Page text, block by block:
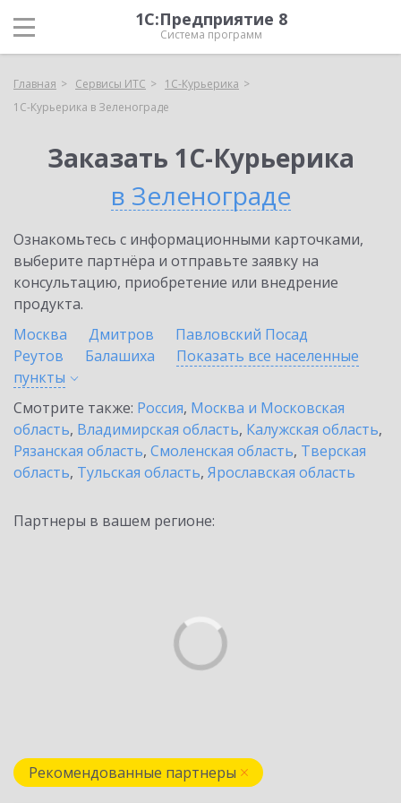
1С:Предприятие 8
Система программ
Главная Сервисы ИТС
1С-Курьерика
1С-Курьерика в Зеленограде
Заказать 1С-Курьерика
в Зеленограде
Ознакомьтесь с информационными карточками,
выберите партнёра и отправьте заявку на
консультацию, приобретение или внедрение
продукта.
Москва
Дмитров
Павловский Посад
Реутов
Балашиха
Показать все населенные
пункты
Смотрите также: Россия, Москва и Московская
область, Владимирская область, Калужская область,
Рязанская область, Смоленская область, Тверская
область, Тульская область, Ярославская область
Партнеры в вашем регионе:
Рекомендованные партнеры